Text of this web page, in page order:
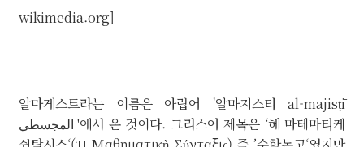
wikimedia.org]
알마게스트라는 이름은 아랍어 '알마지스티 al-majisṭī
المجسطي '에서 온 것이다. 그리스어 제목은 ‘헤 마테마티케